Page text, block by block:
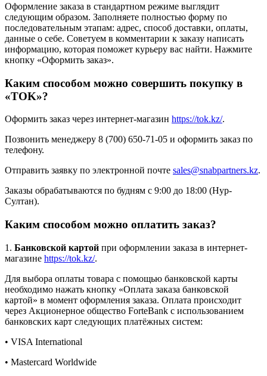
Оформление заказа в стандартном режиме выглядит
следующим образом. Заполняете полностью форму по
последовательным этапам: адрес, способ доставки, оплаты,
данные о себе. Советуем в комментарии к заказу написать
информацию, которая поможет курьеру вас найти. Нажмите
кнопку «Оформить заказ».
Каким способом можно совершить покупку в
«TOK»?
Оформить заказ через интернет-магазин https://tok.kz/.
Позвонить менеджеру 8 (700) 650-71-05 и оформить заказ по
телефону.
Отправить заявку по электронной почте sales@snabpartners.kz.
Заказы обрабатываются по будням с 9:00 до 18:00 (Нур-
Султан).
Каким способом можно оплатить заказ?
1. Банковской картой при оформлении заказа в интернет-
магазине https://tok.kz/.
Для выбора оплаты товара с помощью банковской карты
необходимо нажать кнопку «Оплата заказа банковской
картой» в момент оформления заказа. Оплата происходит
через Акционерное общество ForteBank с использованием
банковских карт следующих платёжных систем:
• VISA International
• Mastercard Worldwide